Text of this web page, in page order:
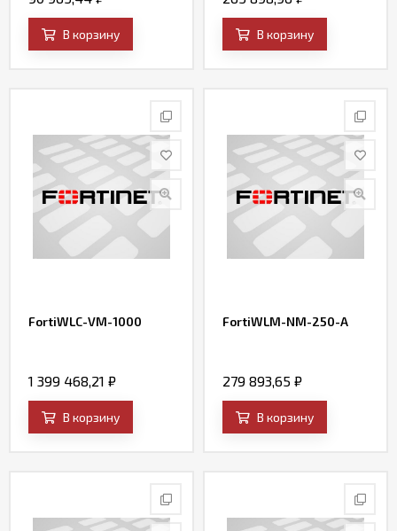
В корзину В корзину
FortiWLC-VM-1000
1 399 468,21 ₽
В корзину
FortiWLM-NM-250-A
279 893,65 ₽
В корзину